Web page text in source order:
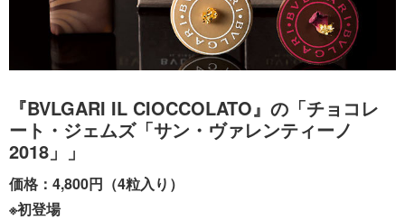
『BVLGARI IL CIOCCOLATO』の「チョコレ
ート・ジェムズ「サン・ヴァレンティーノ
2018」」
価格：4,800円（4粒入り）
※初登場